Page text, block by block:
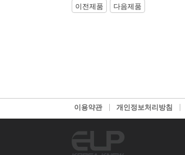
이전제품 다음제품
이용약관 개인정보처리방침